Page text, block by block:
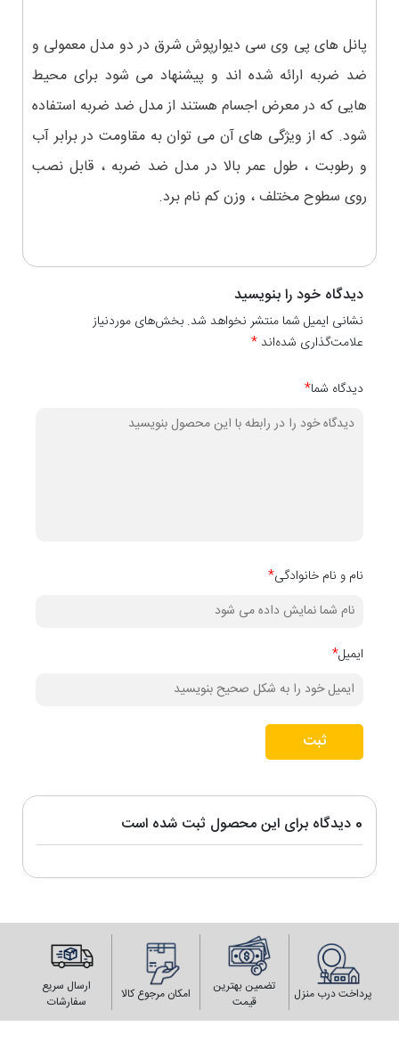
پانل های پی وی سی دیوارپوش شرق در دو مدل معمولی و
ضد ضربه ارائه شده اند و پیشنهاد می شود برای محیط
هایی که در معرض اجسام هستند از مدل ضد ضربه استفاده
شود. که از ویژگی های آن می توان به مقاومت در برابر آب
و رطوبت ، طول عمر بالا در مدل ضد ضربه ، قابل نصب
روی سطوح مختلف ، وزن کم نام برد.
0 دیدگاه برای این محصول ثبت شده است
دیدگاه خود را بنویسید
نشانی ایمیل شما منتشر نخواهد شد. بخش‌های موردنیاز
علامت‌گذاری شده‌اند*
دیدگاه شما*
نام و نام خانوادگی*
ایمیل*
ثبت
پرداخت درب منزل
تضمین بهترین
قیمت
امکان مرجوع کالا
ارسال سریع
سفارشات